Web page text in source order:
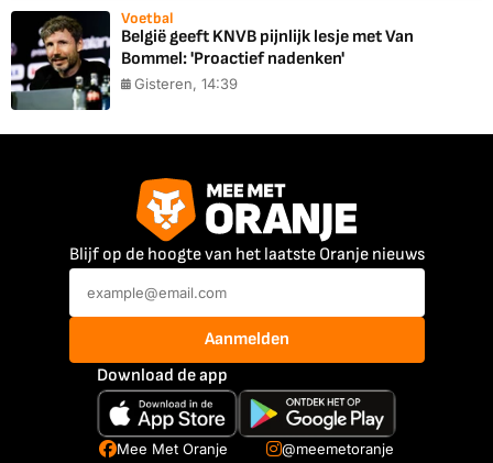
Voetbal
België geeft KNVB pijnlijk lesje met Van
Bommel: 'Proactief nadenken'
Gisteren, 14:39
Blijf op de hoogte van het laatste Oranje nieuws
Aanmelden
Download de app
Mee Met Oranje
@meemetoranje